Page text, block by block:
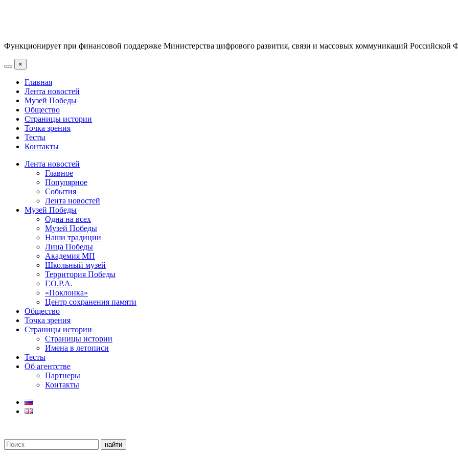
Функционирует при финансовой поддержке Министерства цифрового развития, связи и массовых коммуникаций Российской
×
Главная
Лента новостей
Музей Победы
Общество
Страницы истории
Точка зрения
Тесты
Контакты
Лента новостей
Главное
Популярное
События
Лента новостей
Музей Победы
Одна на всех
Музей Победы
Наши традиции
Лица Победы
Академия МП
Школьный музей
Территория Победы
Г.О.Р.А.
«Поклонка»
Центр сохранения памяти
Общество
Точка зрения
Страницы истории
Страницы истории
Имена в летописи
Тесты
Об агентстве
Партнеры
Контакты